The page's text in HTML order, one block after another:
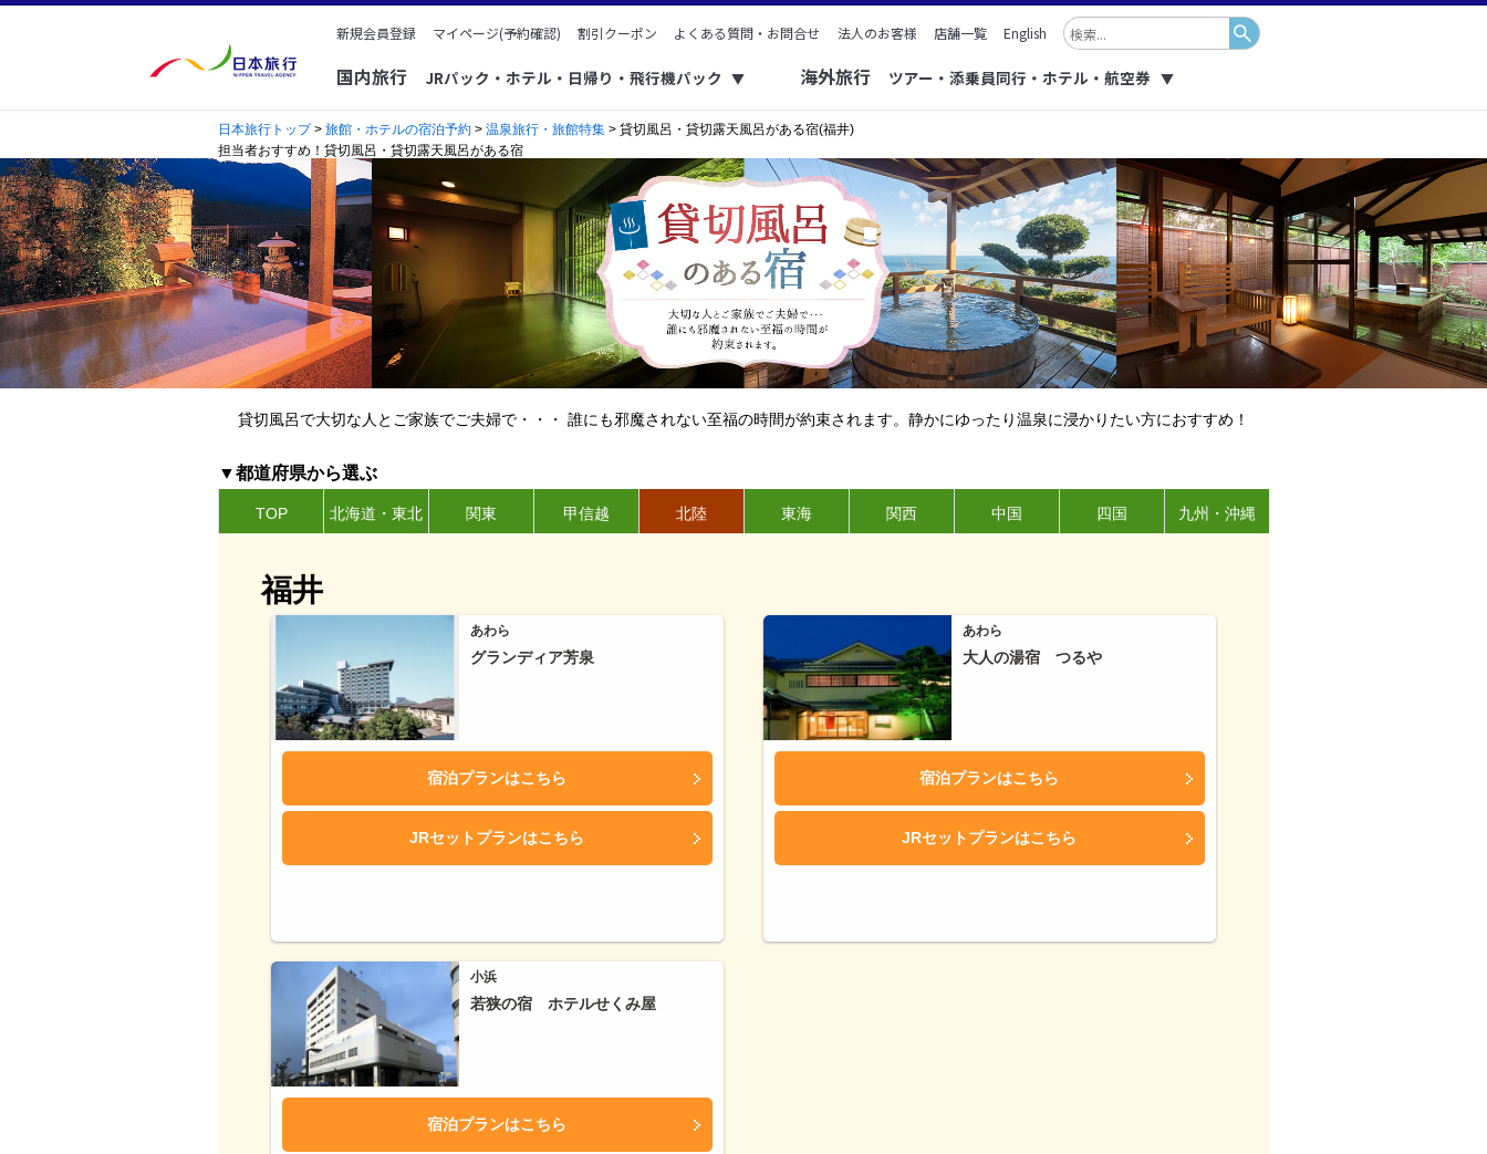
新規会員登録 マイページ(予約確認) 割引クーポン よくある質問・お問合せ 法人のお客様 店舗一覧 English
国内旅行 JRパック・ホテル・日帰り・飛行機パック ▼ 海外旅行 ツアー・添乗員同行・ホテル・航空券 ▼
日本旅行トップ> 旅館・ホテルの宿泊予約 > 温泉旅行・旅館特集 > 貸切風呂・貸切露天風呂がある宿(福井)
担当者おすすめ！貸切風呂・貸切露天風呂がある宿
貸切風呂で大切な人とご家族でご夫婦で・・・ 誰にも邪魔されない至福の時間が約束されます。静かにゆったり温泉に浸かりたい方におすすめ！
▼都道府県から選ぶ
TOP 北海道・東北 関東 甲信越 北陸 東海 関西 中国 四国 九州・沖縄
福井
あわら
グランディア芳泉
宿泊プランはこちら
JRセットプランはこちら
あわら
大人の湯宿 つるや
宿泊プランはこちら
JRセットプランはこちら
小浜
若狭の宿 ホテルせくみ屋
宿泊プランはこちら